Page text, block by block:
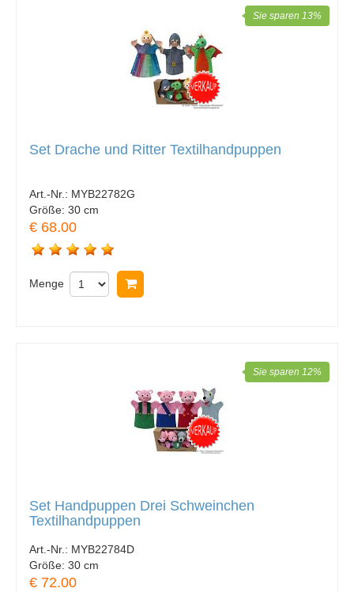
Set Drache und Ritter Textilhandpuppen
Art.-Nr.: MYB22782G
Größe: 30 cm
€ 68.00
Sie sparen 13%
Menge
Set Handpuppen Drei Schweinchen
Textilhandpuppen
Art.-Nr.: MYB22784D
Größe: 30 cm
€ 72.00
Sie sparen 12%